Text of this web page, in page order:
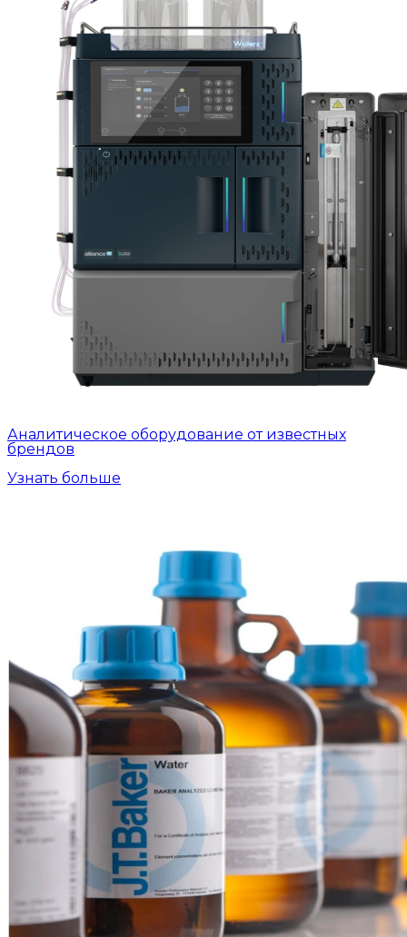
Аналитическое оборудование от известных
брендов
Узнать больше